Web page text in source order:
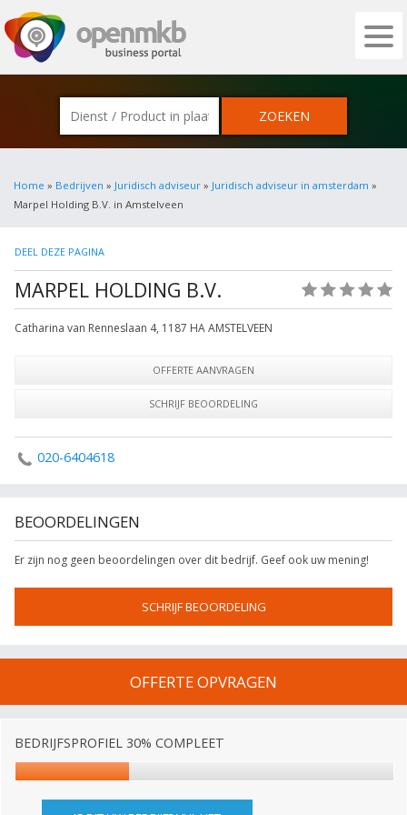
OPENMKB - DE ZAKELIJKE PORTAL
Home » Bedrijven » Juridisch adviseur » Juridisch adviseur in amsterdam »
Marpel Holding B.V. in Amstelveen
DEEL DEZE PAGINA
MARPEL HOLDING B.V.
Catharina van Renneslaan 4, 1187 HAAMSTELVEEN
OFFERTE AANVRAGEN
SCHRIJF BEOORDELING
020-6404618
BEOORDELINGEN
Er zijn nog geen beoordelingen over dit bedrijf. Geef ook uw mening!
SCHRIJF BEOORDELING
OFFERTE OPVRAGEN
BEDRIJFSPROFIEL 30% COMPLEET